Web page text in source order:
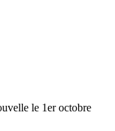
le 1er octobre